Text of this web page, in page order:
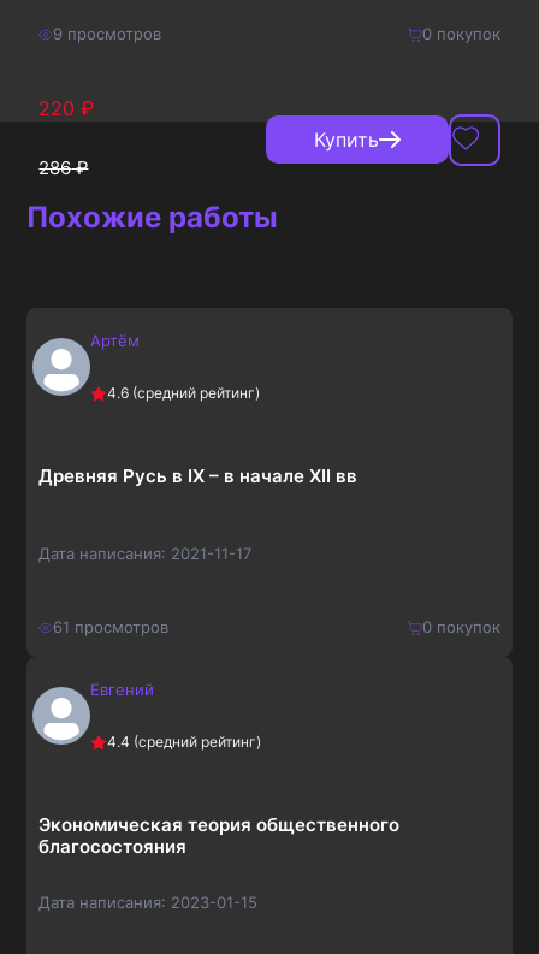
9 просмотров 0покупок
220 ₽
286₽
Купить
Похожие работы
Артём
4.6 (средний рейтинг)
Древняя Русь в IX – в начале XII вв
Дата написания: 2021-11-17
61 просмотров 0покупок
210₽Евгений
4.4 (средний рейтинг)
Экономическая теория общественного
благосостояния
Дата написания: 2023-01-15